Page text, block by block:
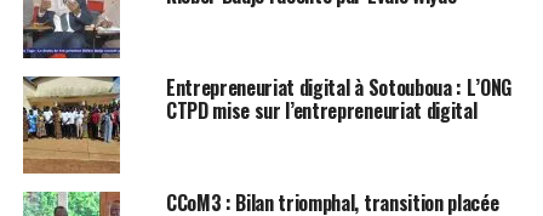
Entrepreneuriat digital à Sotouboua : L’ONG
CTPD mise sur l’entrepreneuriat digital
CCoM3 : Bilan triomphal, transition placée